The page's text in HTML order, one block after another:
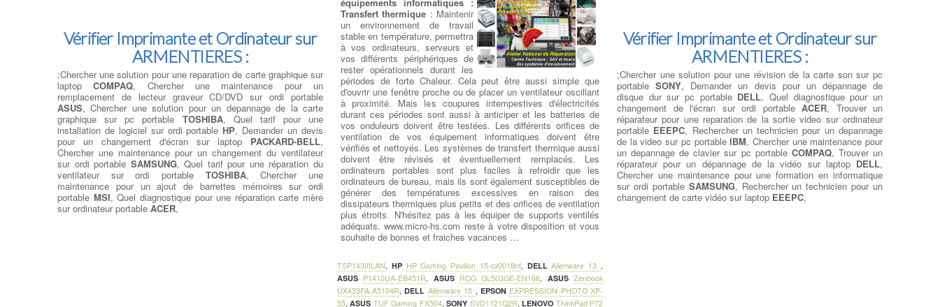
Vérifier Imprimante et Ordinateur sur
ARMENTIERES :
;Chercher une solution pour une reparation de carte graphique sur
laptopCOMPAQ, Chercher une maintenance pour un
remplacement de lecteur graveur CD/DVD sur ordi portable
ASUS, Chercher une solution pour un depannage de la carte
graphique sur pc portable TOSHIBA, Quel tarif pour une
installation de logiciel sur ordi portable HP, Demander un devis
pour un changement d'écran sur laptop PACKARD-BELL,
Chercher une maintenance pour un changement du ventilateur
sur ordi portable SAMSUNG, Quel tarif pour une réparation du
ventilateur sur ordi portable TOSHIBA, Chercher une
maintenance pour un ajout de barrettes mémoires sur ordi
portable MSI, Quel diagnostique pour une réparation carte mère
sur ordinateur portable ACER,
Transfert thermique : Maintenir
un environnement de travail
stable en température, permettra
à vos ordinateurs, serveurs et
vos différents périphériques de
rester opérationnels durant les
périodes de forte Chaleur. Cela peut être aussi simple que
d'ouvrir une fenêtre proche ou de placer un ventilateur oscillant
à proximité. Mais les coupures intempestives d'électricités
durant ces périodes sont aussi à anticiper et les batteries de
vos onduleurs doivent être testées. Les différents orifices de
ventilation de vos équipement informatiques doivent être
vérifiés et nettoyés. Les systèmes de transfert thermique aussi
doivent être révisés et éventuellement remplacés. Les
ordinateurs portables sont plus faciles à refroidir que les
ordinateurs de bureau, mais ils sont également susceptibles de
générer des températures excessives en raison des
dissipateurs thermiques plus petits et des orifices de ventilation
plus étroits. N'hésitez pas à les équiper de supports ventilés
adéquats. www.micro-hs.com reste à votre disposition et vous
souhaite de bonnes et fraiches vacances …
TSP143IIILAN, HP HP Gaming Pavilion 15-cx0018nf, DELL Alienware 13 ,
ASUS P1410UA-EB451R, ASUS ROG GL503GE-EN166, ASUS Zenbook
UX433FA-A5104R,DELL Alienware 15 , EPSON EXPRESSION PHOTO XP-
55,ASUS TUF Gaming FX504,SONY SVD1121Q2R,LENOVO ThinkPad P72
Vérifier Imprimante et Ordinateur sur
ARMENTIERES :
;Chercher une solution pour une révision de la carte son sur pc
portableSONY, Demander un devis pour un dépannage de
disque dur sur pc portable DELL, Quel diagnostique pour un
changement de l'écran sur ordi portable ACER, Trouver un
réparateur pour une reparation de la sortie video sur ordinateur
portable EEEPC, Rechercher un technicien pour un depannage
de la video sur pc portableIBM, Chercher une maintenance pour
un depannage de clavier sur pc portable COMPAQ, Trouver un
réparateur pour un dépannage de la vidéo sur laptop DELL,
Chercher une maintenance pour une formation en informatique
sur ordi portable SAMSUNG, Rechercher un technicien pour un
changement de carte vidéo sur laptop EEEPC,